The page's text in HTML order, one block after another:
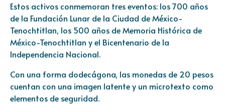
Estos activos conmemoran tres eventos: los 700 años
de la Fundación Lunar de la Ciudad de México-
Tenochtitlan, los 500 años de Memoria Histórica de
México-Tenochtitlan y el Bicentenario de la
Independencia Nacional.
Con una forma dodecágona, las monedas de 20 pesos
cuentan con una imagen latente y un microtexto como
elementos de seguridad.